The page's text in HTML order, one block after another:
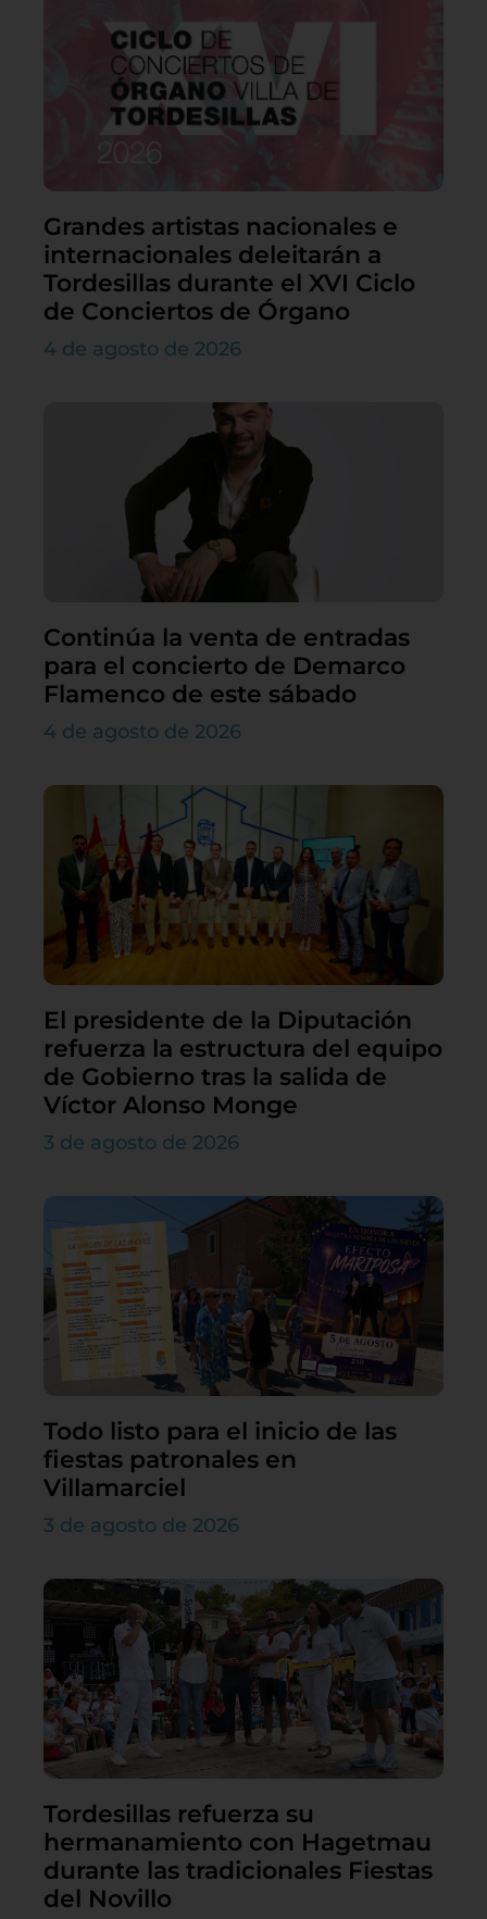
Grandes artistas nacionales e
internacionales deleitarán a
Tordesillas durante el XVI Ciclo
de Conciertos de Órgano
4 de agosto de 2026
Continúa la venta de entradas
para el concierto de Demarco
Flamenco de este sábado
4 de agosto de 2026
El presidente de la Diputación
refuerza la estructura del equipo
de Gobierno tras la salida de
Víctor Alonso Monge
3 de agosto de 2026
Todo listo para el inicio de las
fiestas patronales en
Villamarciel
3 de agosto de 2026
Tordesillas refuerza su
hermanamiento con Hagetmau
durante las tradicionales Fiestas
del Novillo